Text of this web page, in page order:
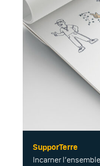
SupporTerre
Incarner